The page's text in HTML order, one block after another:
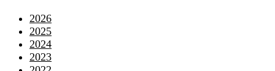
2026
2025
2024
2023